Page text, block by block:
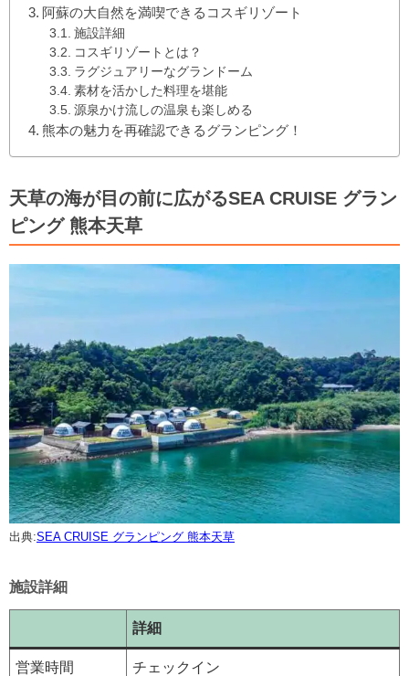
阿蘇の大自然を満喫できるコスギリゾート
施設詳細
コスギリゾートとは？
ラグジュアリーなグランドーム
素材を活かした料理を堪能
源泉かけ流しの温泉も楽しめる
熊本の魅力を再確認できるグランピング！
天草の海が目の前に広がるSEA CRUISE グラン
ピング 熊本天草
出典:SEA CRUISE グランピング 熊本天草
施設詳細
詳細
営業時間
チェックイン